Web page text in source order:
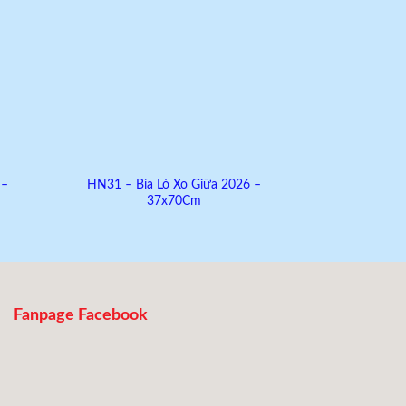
HN31 – Bìa Lò Xo Giữa 2026 –
37x70Cm
Fanpage Facebook